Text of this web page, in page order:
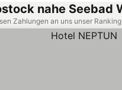
nahe Seebad
Zahlungen an uns unser Ranking